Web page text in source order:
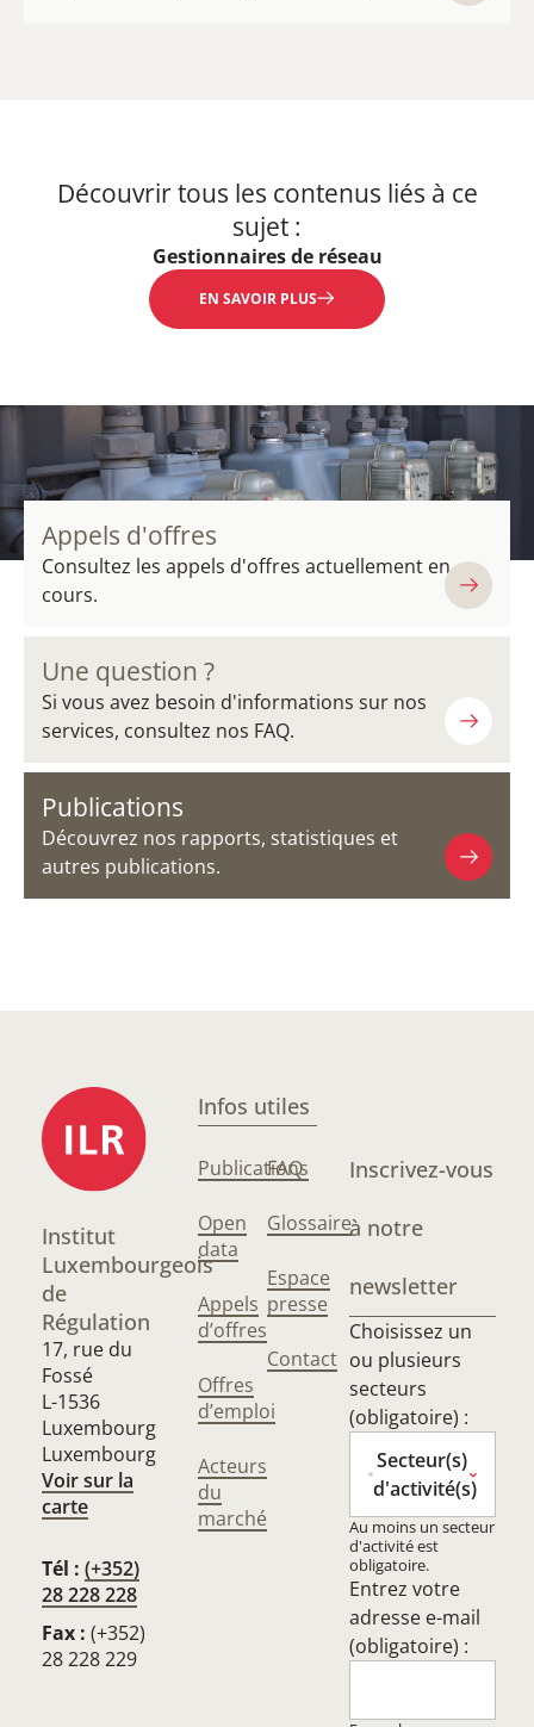
Découvrir tous les contenus liés à ce
sujet :
Gestionnaires de réseau
EN SAVOIR PLUS
Appels d'offres
Consultez les appels d'offres actuellement en
cours.
Une question ?
Si vous avez besoin d'informations sur nos
services, consultez nos FAQ.
Publications
Découvrez nos rapports, statistiques et
autres publications.
Institut
Luxembourgeois
de
Régulation
17, rue du
Fossé
L-1536
Luxembourg
Luxembourg
Voir sur la
carte
Tél : (+352)
28 228 228
Fax : (+352)
28 228 229
Infos utiles
Publications
Open
data
Appels
d’offres
Offres
d’emploi
Acteurs
du
marché
FAQ
Glossaire
Espace
presse
Contact
Inscrivez-vous
à notre
newsletter
Choisissez un
ou plusieurs
secteurs
(obligatoire) :
Secteur(s)
d'activité(s)
Au moins un secteur
d'activité est
obligatoire.
Entrez votre
adresse e-mail
(obligatoire) :